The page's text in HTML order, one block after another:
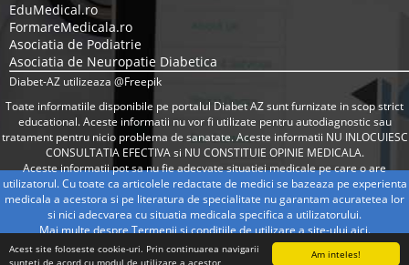
Am inteles!
Acest site foloseste cookie-uri. Prin continuarea navigarii
sunteti de acord cu modul de utilizare a acestor
EduMedical.ro
FormareMedicala.ro
Asociatia de Podiatrie
Asociatia de Neuropatie Diabetica
Diabet-AZ utilizeaza @Freepik
Toate informatiile disponibile pe portalul Diabet AZ sunt furnizate in scop strict
educational. Aceste informatii nu vor fi utilizate pentru autodiagnostic sau
tratament pentru nicio problema de sanatate. Aceste informatii NU INLOCUIESC
CONSULTATIA EFECTIVA si NU CONSTITUIE OPINIE MEDICALA.
Aceste informatii pot sa nu fie adecvate situatiei medicale pe care o are
utilizatorul. Cu toate ca articolele redactate de medici se bazeaza pe experienta
medicala a acestora si pe literatura de specialitate nu garantam acuratetea lor
si nici adecvarea cu situatia medicala specifica a utilizatorului.
Mai multe despre Termenii si conditiile de utilizare a site-uluiaici.